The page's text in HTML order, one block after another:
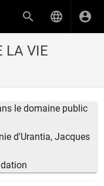
LA VIE
le domaine public
d'Urantia, Jacques